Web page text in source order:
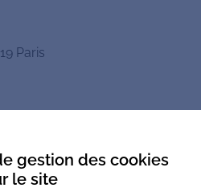
Paris
gestion des cookies
le site